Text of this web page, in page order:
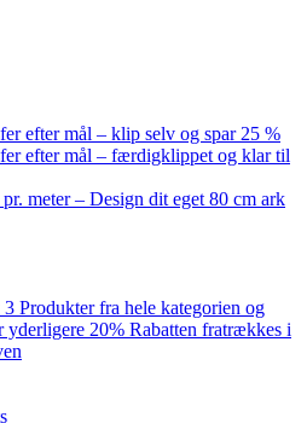
efter mål – klip selv og spar 25 %
efter mål – færdigklippet og klar til
meter – Design dit eget 80 cm ark
Produkter fra hele kategorien og
yderligere 20% Rabatten fratrækkes i